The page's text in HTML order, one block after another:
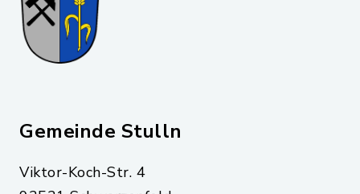
Gemeinde Stulln
Viktor-Koch-Str. 4